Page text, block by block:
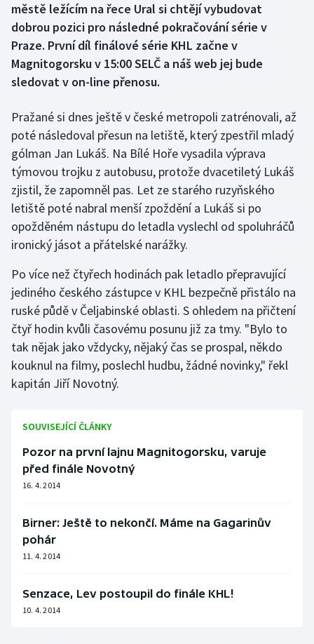
Dostihy
Florbal
Futsal
Golf
Gymnastika
Házená
Jezdectví
Krasobruslení
Lezení
Lyže a snowboard
Moderní pětiboj
Motorsport
Olympijské hry
Plavání
Plážový volejbal
Ragby
městě ležícím na řece Ural si chtějí vybudovat
dobrou pozici pro následné pokračování série v
Praze. První díl finálové série KHL začne v
Magnitogorsku v 15:00 SELČ a náš web jej bude
sledovat v on-line přenosu.
Pražané si dnes ještě v české metropoli zatrénovali, až
poté následoval přesun na letiště, který zpestřil mladý
gólman Jan Lukáš. Na Bílé Hoře vysadila výprava
týmovou trojku z autobusu, protože dvacetiletý Lukáš
zjistil, že zapomněl pas. Let ze starého ruzyňského
letiště poté nabral menší zpoždění a Lukáš si po
opožděném nástupu do letadla vyslechl od spoluhráčů
ironický jásot a přátelské narážky.
Po více než čtyřech hodinách pak letadlo přepravující
jediného českého zástupce v KHL bezpečně přistálo na
ruské půdě v Čeljabinské oblasti. S ohledem na přičtení
čtyř hodin kvůli časovému posunu již za tmy. "Bylo to
tak nějak jako vždycky, nějaký čas se prospal, někdo
kouknul na filmy, poslechl hudbu, žádné novinky," řekl
kapitán Jiří Novotný.
SOUVISEJÍCÍ ČLÁNKY
Pozor na první lajnu Magnitogorsku, varuje
před finále Novotný
16. 4. 2014
Birner: Ještě to nekončí. Máme na Gagarinův
pohár
11. 4. 2014
Senzace, Lev postoupil do finále KHL!
10. 4. 2014